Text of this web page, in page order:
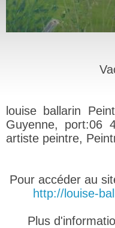
louise ballarin
Guyenne,
artiste peintre,
Pour accéder au
http://louise-
Plus